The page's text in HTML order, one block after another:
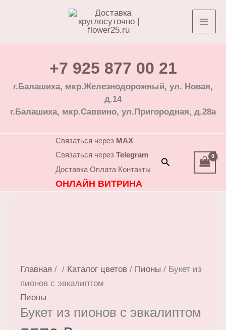
+7 925 877 00 21
г.Балашиха, мкр.Железнодорожный, ул. Новая,
д.14
г.Балашиха, мкр.Саввино, ул.Пригородная, д.28а
Связаться через MAX
Связаться черезTelegram
Доставка Оплата Контакты
ОНЛАЙН ВИТРИНА
Поиск
Главная / / Каталог цветов / Пионы / Букет из
пионов с эвкалиптом
Пионы
Букет из пионов с эвкалиптом